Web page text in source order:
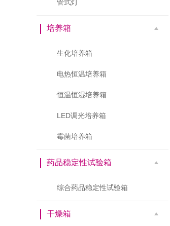
管式灯
培养箱
生化培养箱
电热恒温培养箱
恒温恒湿培养箱
LED调光培养箱
霉菌培养箱
药品稳定性试验箱
综合药品稳定性试验箱
干燥箱